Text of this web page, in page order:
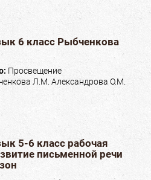
6 класс Рыбченкова
Просвещение
Л.М. Александрова О.М.
5-6 класс рабочая
письменной речи